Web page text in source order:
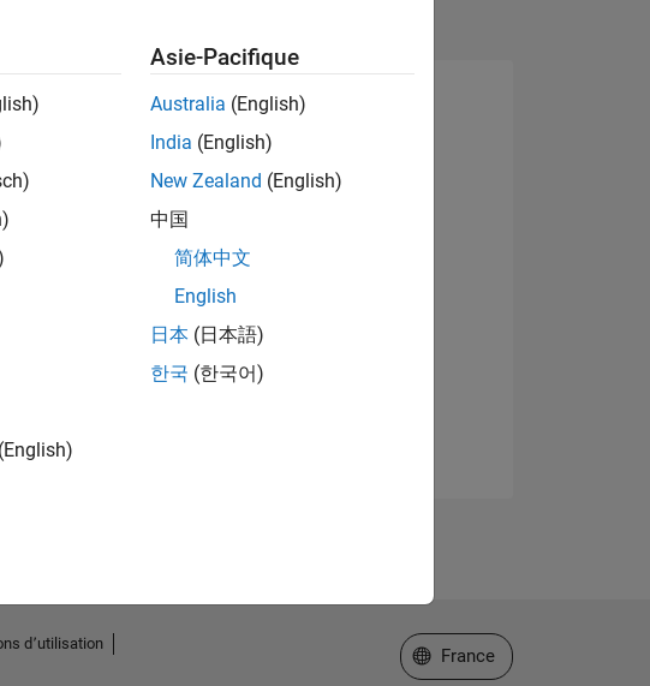
(English)
Asie-Pacifique
Australia (English)
India (English)
New Zealand (English)
中国
简体中文
English
日本 (日本語)
한국 (한국어)
d՚utilisation
Sélectionner un site web
France